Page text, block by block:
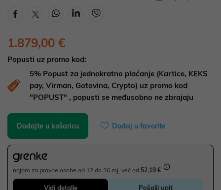
1.879,00 €
Popusti uz promo kod:
5% Popust za jednokratno plaćanje (Kartice, KEKS
pay, Virman, Gotovina, Crypto) uz promo kod
"POPUST" , popusti se međusobno ne zbrajaju
Dodajte u košaricu Dodaj u favorite
najam za pravne osobe od 12 do 36 mj. već od 52,19 €
Vidi detalje Pošalji upit